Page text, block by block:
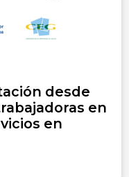
desde
en
en